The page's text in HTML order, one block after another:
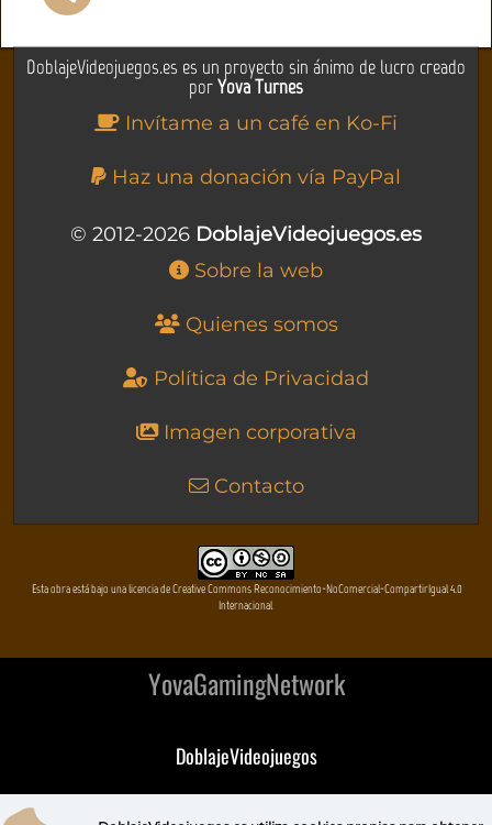
DoblajeVideojuegos.es es un proyecto sin ánimo de lucro creado
porYova Turnes
Invítame a un café en Ko-Fi
Haz una donación vía PayPal
© 2012-2026 DoblajeVideojuegos.es
Sobre la web
Quienes somos
Política de Privacidad
Imagen corporativa
Contacto
Esta obra está bajo una licencia de Creative Commons Reconocimiento-NoComercial-CompartirIgual 4.0
Internacional
YovaGamingNetwork
DoblajeVideojuegos